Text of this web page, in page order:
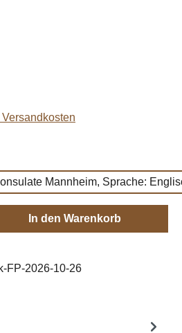
Mannheim, Sprache:
den gewünschten
In den Warenkorb
FP-2026-10-26